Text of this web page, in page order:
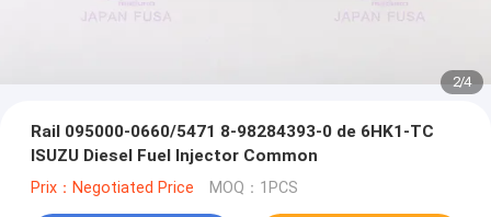
2/4
Rail 095000-0660/5471 8-98284393-0 de 6HK1-TC
ISUZU Diesel Fuel Injector Common
Prix：Negotiated Price MOQ：1PCS